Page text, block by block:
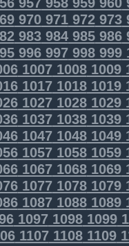
970971972973
983984985986
996997998999
100710081009
101710181019
102710281029
103710381039
104710481049
105710581059
106710681069
107710781079
108710881089
109710981099
110711081109